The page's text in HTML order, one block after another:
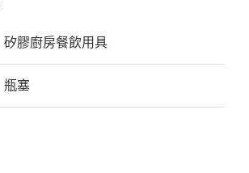
矽膠廚房餐飲用具
瓶塞